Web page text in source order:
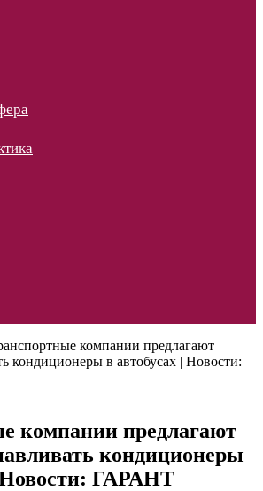
компании предлагают
кондиционеры в автобусах | Новости:
компании предлагают
кондиционеры
Новости: ГАРАНТ